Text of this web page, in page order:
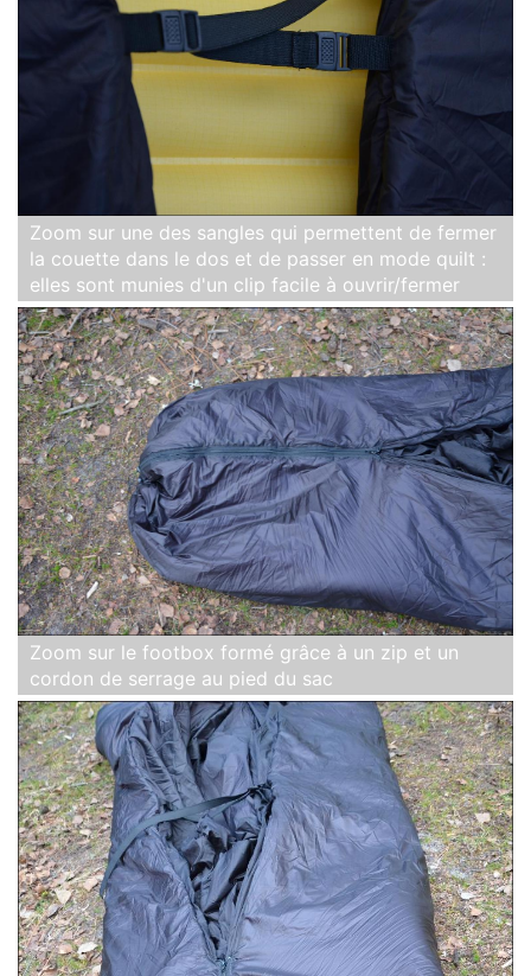
Zoom sur une des sangles qui permettent de fermer
la couette dans le dos et de passer en mode quilt :
elles sont munies d'un clip facile à ouvrir/fermer
Zoom sur le footbox formé grâce à un zip et un
cordon de serrage au pied du sac